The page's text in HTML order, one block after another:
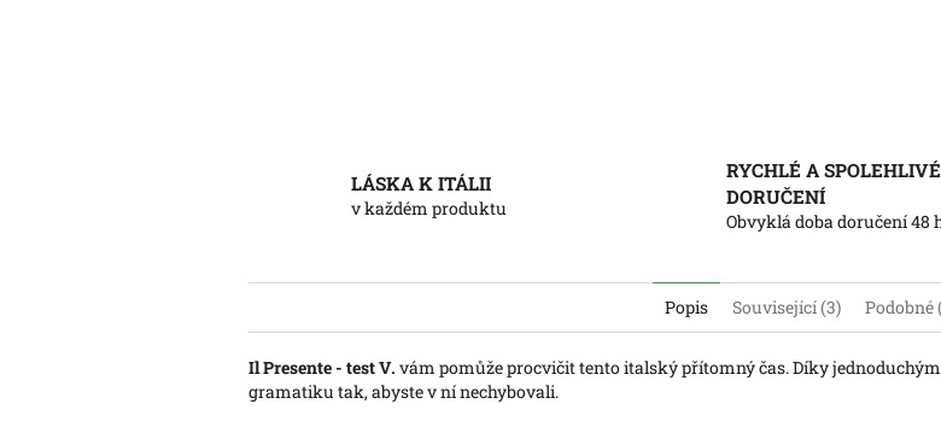
LÁSKA K ITÁLII
v každém produktu
RYCHLÉ A SPOLEHLIVÉ
DORUČENÍ
Obvyklá doba doručení 48
Popis Související (3) Podobné
Il Presente - test V. vám pomůže procvičit tento italský přítomný čas. Díky
gramatiku tak, abyste v ní nechybovali.